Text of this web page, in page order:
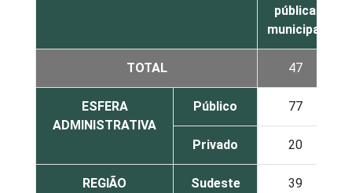
pública
municipal
TOTAL 47
ESFERA
ADMINISTRATIVA
Público 77
Privado 20
REGIÃO Sudeste 39